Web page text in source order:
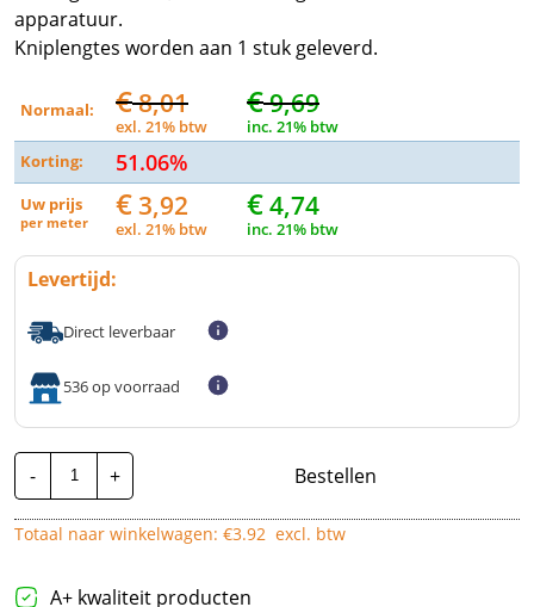
apparatuur.
Kniplengtes worden aan 1 stuk geleverd.
Normaal: €8,01
exl. 21% btw
€9,69
inc. 21% btw
Korting:
51.06%
Uw prijs
per meter €3,92
exl. 21% btw
€4,74
inc. 21% btw
Levertijd:
Direct leverbaar
536 op voorraad
-
Neopreenkabel
H07RN-
F
|
5G2,5mm²
Meter
+ Bestellen
Totaal naar winkelwagen: €3.92 excl. btw
A+ kwaliteit producten